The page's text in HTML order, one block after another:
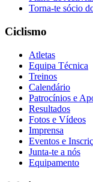
Torna-te sócio
Ciclismo
Atletas
Equipa Técnica
Treinos
Calendário
Patrocínios e
Resultados
Fotos e Vídeos
Imprensa
Eventos e
Junta-te a nós
Equipamento